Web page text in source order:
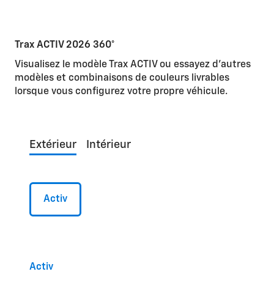
Trax ACTIV 2026 360°
Visualisez le modèle Trax ACTIV ou essayez d'autres
modèles et combinaisons de couleurs livrables
lorsque vous configurez votre propre véhicule.
Extérieur Intérieur
Activ
Activ